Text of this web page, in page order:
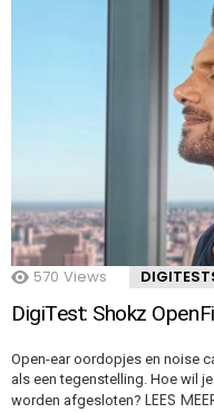
570 Views
DigiTest: Shokz
Open-ear oordopjes en noise
als een tegenstelling. Hoe wil
worden afgesloten? LEES